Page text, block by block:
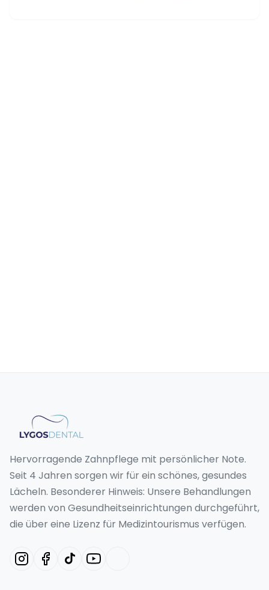
Hervorragende Zahnpflege mit persönlicher Note.
Seit 4 Jahren sorgen wir für ein schönes, gesundes
Lächeln. Besonderer Hinweis: Unsere Behandlungen
werden von Gesundheitseinrichtungen durchgeführt,
die über eine Lizenz für Medizintourismus verfügen.